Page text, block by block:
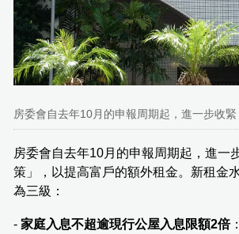
房委會自去年10月的申報周期起，進一步收緊
房委會自去年10月的申報周期起，進一
策」，以提高富戶的額外租金。新租金
為三級：
- 家庭入息不超逾現行公屋入息限額2倍